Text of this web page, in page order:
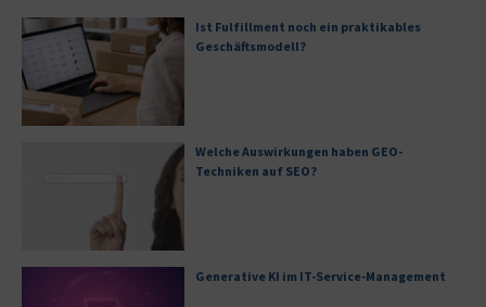
Ist Fulfillment noch ein praktikables
Geschäftsmodell?
Welche Auswirkungen haben GEO-
Techniken auf SEO?
Generative KI im IT-Service-Management